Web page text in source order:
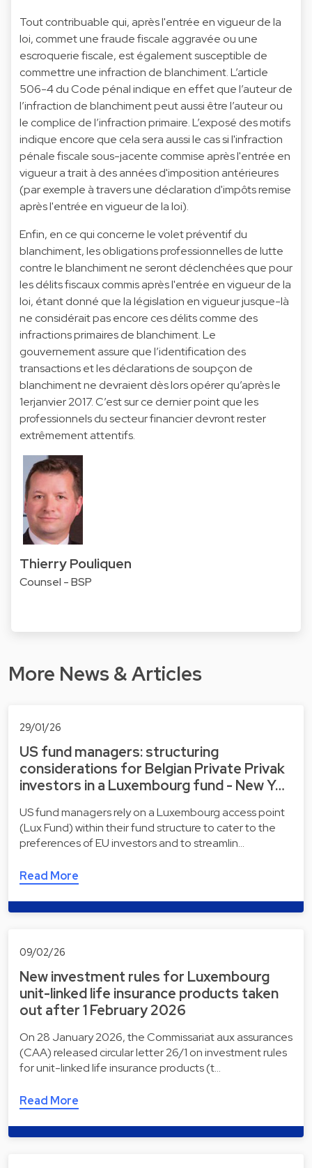
Tout contribuable qui, après l'entrée en vigueur de la
loi, commet une fraude fiscale aggravée ou une
escroquerie fiscale, est également susceptible de
commettre une infraction de blanchiment. L’article
506-4 du Code pénal indique en effet que l’auteur de
l’infraction de blanchiment peut aussi être l’auteur ou
le complice de l’infraction primaire. L’exposé des motifs
indique encore que cela sera aussi le cas si l'infraction
pénale fiscale sous-jacente commise après l'entrée en
vigueur a trait à des années d'imposition antérieures
(par exemple à travers une déclaration d'impôts remise
après l'entrée en vigueur de la loi).
Enfin, en ce qui concerne le volet préventif du
blanchiment, les obligations professionnelles de lutte
contre le blanchiment ne seront déclenchées que pour
les délits fiscaux commis après l'entrée en vigueur de la
loi, étant donné que la législation en vigueur jusque-là
ne considérait pas encore ces délits comme des
infractions primaires de blanchiment. Le
gouvernement assure que l’identification des
transactions et les déclarations de soupçon de
blanchiment ne devraient dès lors opérer qu’après le
1erjanvier 2017. C’est sur ce dernier point que les
professionnels du secteur financier devront rester
extrêmement attentifs.
Thierry Pouliquen
Counsel - BSP
More News & Articles
29/01/26
US fund managers: structuring
considerations for Belgian Private Privak
investors in a Luxembourg fund - New Y…
US fund managers rely on a Luxembourg access point
(Lux Fund) within their fund structure to cater to the
preferences of EU investors and to streamlin…
Read More
09/02/26
New investment rules for Luxembourg
unit-linked life insurance products taken
out after 1 February 2026
On 28 January 2026, the Commissariat aux assurances
(CAA) released circular letter 26/1 on investment rules
for unit-linked life insurance products (t…
Read More